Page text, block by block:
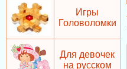
Игры
Головоломки
Для девочек
на русском